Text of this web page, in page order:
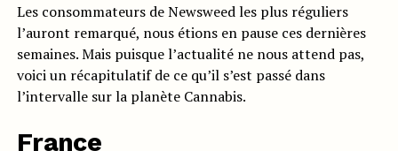
Les consommateurs de Newsweed les plus réguliers
l’auront remarqué, nous étions en pause ces dernières
semaines. Mais puisque l’actualité ne nous attend pas,
voici un récapitulatif de ce qu’il s’est passé dans
l’intervalle sur la planète Cannabis.
France